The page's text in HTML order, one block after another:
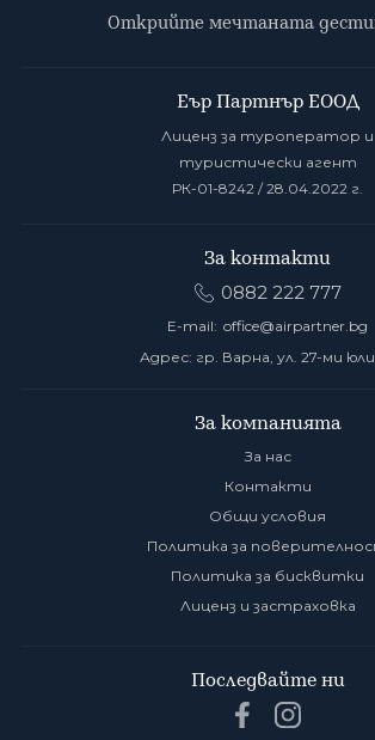
Открийте мечтаната
Еър Партнър ЕООД
Лиценз за туроператор и
туристически агент
РК-01-8242 / 28.04.2022 г.
За контакти
0882 222 777
E-mail: office@airpartner.bg
Адрес: гр. Варна, ул. 27-ми юли
За компанията
За нас
Контакти
Общи условия
Политика за
Политика за бисквитки
Лиценз и застраховка
Последвайте ни